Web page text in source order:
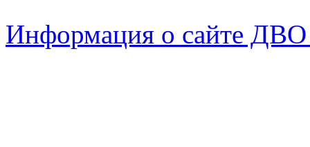
Информация о сайте